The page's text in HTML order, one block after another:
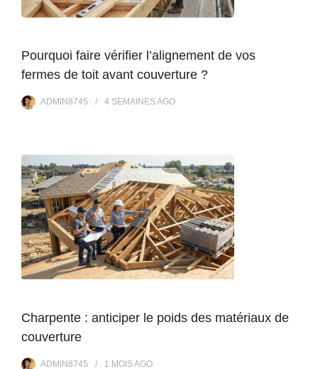
Pourquoi faire vérifier l’alignement de vos
fermes de toit avant couverture ?
ADMIN8745 4 SEMAINESAGO
Charpente : anticiper le poids des matériaux de
couverture
ADMIN8745 1 MOISAGO